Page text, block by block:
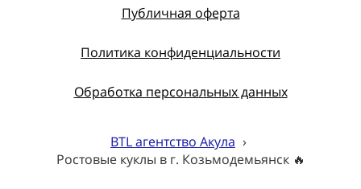
Публичная оферта
Политика конфиденциальности
Обработка персональных данных
BTL агентство Акула ›
Ростовые куклы в г. Козьмодемьянск 🔥